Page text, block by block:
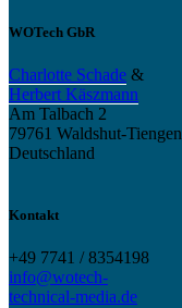
WOTech GbR
Charlotte Schade &
Herbert Käszmann
Am Talbach 2
79761 Waldshut-Tiengen
Deutschland
Kontakt
+49 7741 / 8354198
info@wotech-
technical-media.de